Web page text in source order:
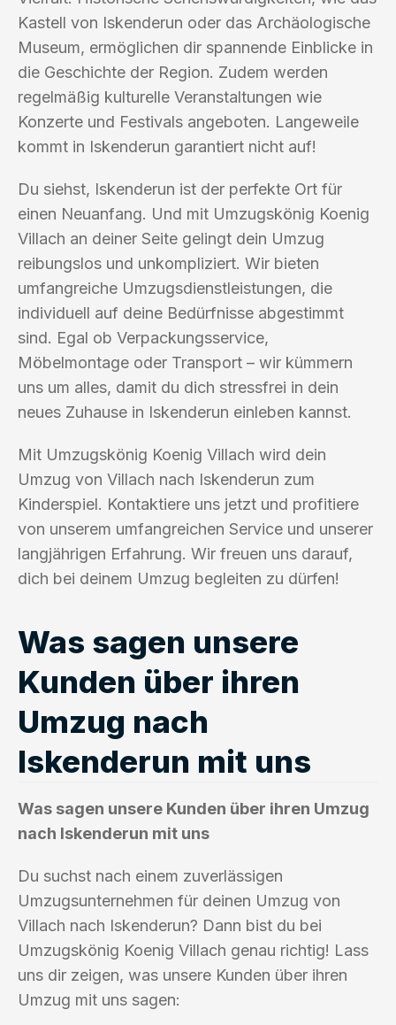
Kastell von Iskenderun oder das Archäologische
Museum, ermöglichen dir spannende Einblicke in
die Geschichte der Region. Zudem werden
regelmäßig kulturelle Veranstaltungen wie
Konzerte und Festivals angeboten. Langeweile
kommt in Iskenderun garantiert nicht auf!
Du siehst, Iskenderun ist der perfekte Ort für
einen Neuanfang. Und mit Umzugskönig Koenig
Villach an deiner Seite gelingt dein Umzug
reibungslos und unkompliziert. Wir bieten
umfangreiche Umzugsdienstleistungen, die
individuell auf deine Bedürfnisse abgestimmt
sind. Egal ob Verpackungsservice,
Möbelmontage oder Transport – wir kümmern
uns um alles, damit du dich stressfrei in dein
neues Zuhause in Iskenderun einleben kannst.
Mit Umzugskönig Koenig Villach wird dein
Umzug von Villach nach Iskenderun zum
Kinderspiel. Kontaktiere uns jetzt und profitiere
von unserem umfangreichen Service und unserer
langjährigen Erfahrung. Wir freuen uns darauf,
dich bei deinem Umzug begleiten zu dürfen!
Was sagen unsere
Kunden über ihren
Umzug nach
Iskenderun mit uns
Was sagen unsere Kunden über ihren Umzug
nach Iskenderun mit uns
Du suchst nach einem zuverlässigen
Umzugsunternehmen für deinen Umzug von
Villach nach Iskenderun? Dann bist du bei
Umzugskönig Koenig Villach genau richtig! Lass
uns dir zeigen, was unsere Kunden über ihren
Umzug mit uns sagen: